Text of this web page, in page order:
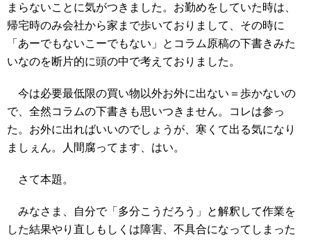
まらないことに気がつきました。お勤めをしていた時は、
帰宅時のみ会社から家まで歩いておりまして、その時に
「あーでもないこーでもない」とコラム原稿の下書きみた
いなのを断片的に頭の中で考えておりました。
今は必要最低限の買い物以外お外に出ない＝歩かないの
で、全然コラムの下書きも思いつきません。コレは参っ
た。お外に出ればいいのでしょうが、寒くて出る気になり
ましぇん。人間腐ってます、はい。
さて本題。
みなさま、自分で「多分こうだろう」と解釈して作業を
した結果やり直しもしくは障害、不具合になってしまった